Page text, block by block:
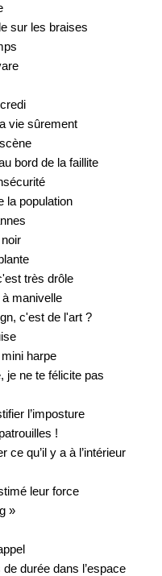
sur les braises
vie sûrement
bord de la faillite
la population
très drôle
manivelle
c'est de l'art ?
harpe
je ne te félicite pas
l’imposture
!
ce qu’il y a à l’intérieur
leur force
»
durée dans l’espace